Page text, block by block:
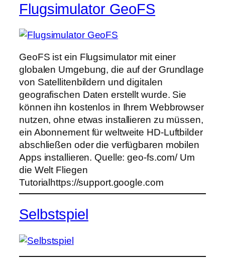
Flugsimulator GeoFS
GeoFS ist ein Flugsimulator mit einer
globalen Umgebung, die auf der Grundlage
von Satellitenbildern und digitalen
geografischen Daten erstellt wurde. Sie
können ihn kostenlos in Ihrem Webbrowser
nutzen, ohne etwas installieren zu müssen,
ein Abonnement für weltweite HD-Luftbilder
abschließen oder die verfügbaren mobilen
Apps installieren. Quelle: geo-fs.com/ Um
die Welt Fliegen
Tutorialhttps://support.google.com
Selbstspiel